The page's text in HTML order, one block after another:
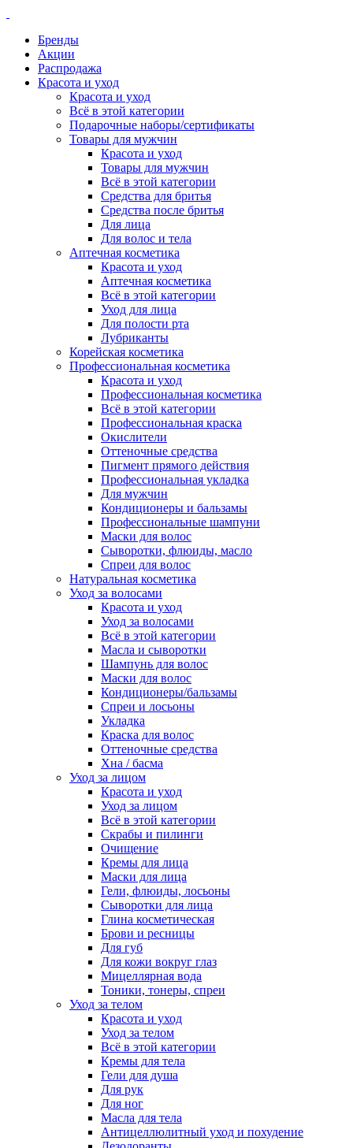
Бренды
Акции
Распродажа
Красота и уход
Красота и уход
Всё в этой категории
Подарочные наборы/сертификаты
Товары для мужчин
Красота и уход
Товары для мужчин
Всё в этой категории
Средства для бритья
Средства после бритья
Для лица
Для волос и тела
Аптечная косметика
Красота и уход
Аптечная косметика
Всё в этой категории
Уход для лица
Для полости рта
Лубриканты
Корейская косметика
Профессиональная косметика
Красота и уход
Профессиональная косметика
Всё в этой категории
Профессиональная краска
Окислители
Оттеночные средства
Пигмент прямого действия
Профессиональная укладка
Для мужчин
Кондиционеры и бальзамы
Профессиональные шампуни
Маски для волос
Сыворотки, флюиды, масло
Спреи для волос
Натуральная косметика
Уход за волосами
Красота и уход
Уход за волосами
Всё в этой категории
Масла и сыворотки
Шампунь для волос
Маски для волос
Кондиционеры/бальзамы
Спреи и лосьоны
Укладка
Краска для волос
Оттеночные средства
Хна / басма
Уход за лицом
Красота и уход
Уход за лицом
Всё в этой категории
Скрабы и пилинги
Очищение
Кремы для лица
Маски для лица
Гели, флюиды, лосьоны
Сыворотки для лица
Глина косметическая
Брови и ресницы
Для губ
Для кожи вокруг глаз
Мицеллярная вода
Тоники, тонеры, спреи
Уход за телом
Красота и уход
Уход за телом
Всё в этой категории
Кремы для тела
Гели для душа
Для рук
Для ног
Масла для тела
Антицеллюлитный уход и похудение